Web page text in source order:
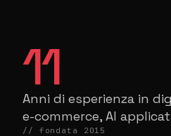
11
Anni di esperienza in
e-commerce, AI
// fondata 2015